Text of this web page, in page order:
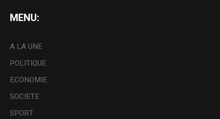
MENU:
A LA UNE
POLITIQUE
ECONOMIE
SOCIETE
SPORT